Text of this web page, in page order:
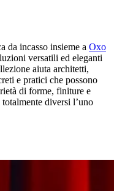
da incasso insieme a Oxo
versatili ed eleganti
aiuta architetti,
e pratici che possono
di forme, finiture e
diversi l’uno